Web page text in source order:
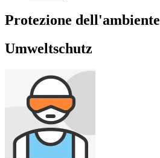
Protezione dell'ambiente
Umweltschutz